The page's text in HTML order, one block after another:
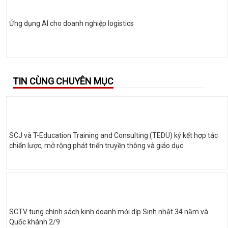
Ứng dụng AI cho doanh nghiệp logistics
TIN CÙNG CHUYÊN MỤC
SCJ và T-Education Training and Consulting (TEDU) ký kết hợp tác
chiến lược, mở rộng phát triển truyền thông và giáo dục
SCTV tung chính sách kinh doanh mới dịp Sinh nhật 34 năm và
Quốc khánh 2/9